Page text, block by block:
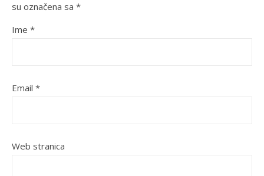
su označena sa *
Ime *
Email *
Web stranica